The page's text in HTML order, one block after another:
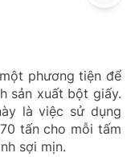
phương tiện để
sản xuất bột giấy.
là việc sử dụng
tấn cho mỗi tấm
sợi mịn.